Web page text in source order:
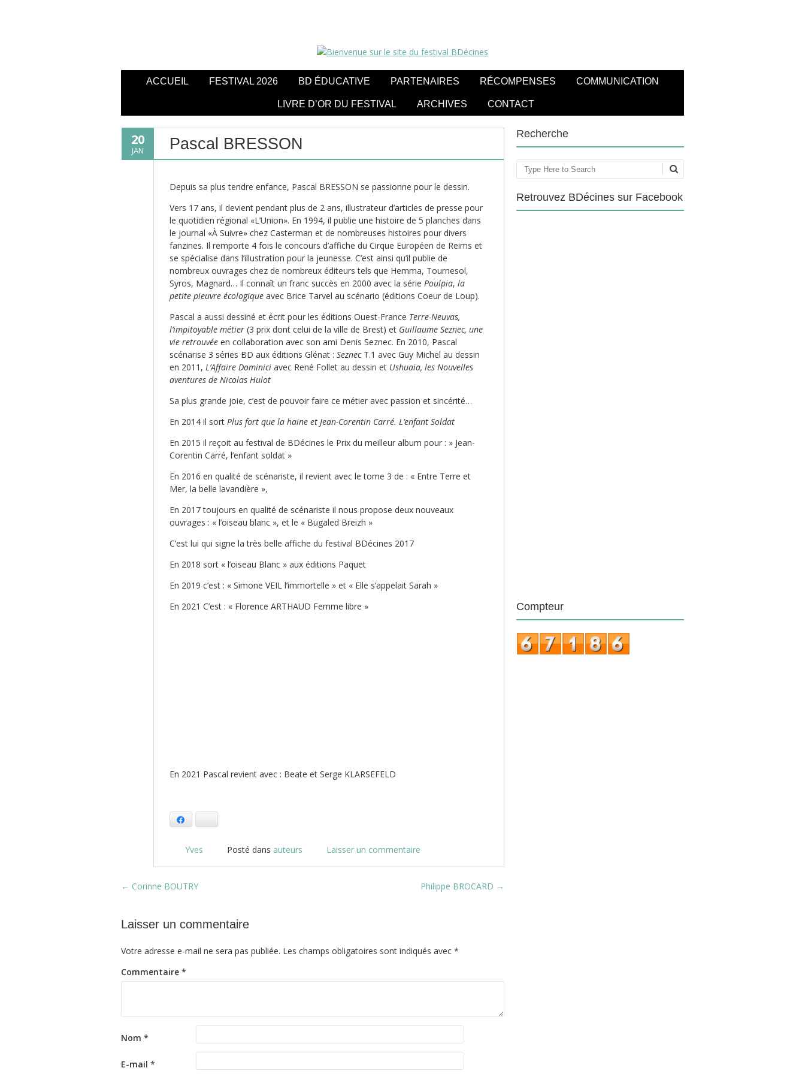
ACCUEIL FESTIVAL 2026 BD ÉDUCATIVE PARTENAIRES RÉCOMPENSES COMMUNICATION
LIVRE D’OR DU FESTIVAL ARCHIVES CONTACT
20
JAN Pascal BRESSON
Depuis sa plus tendre enfance, Pascal BRESSON se passionne pour le dessin.
Vers 17 ans, il devient pendant plus de 2 ans, illustrateur d’articles de presse pour
le quotidien régional «L’Union». En 1994, il publie une histoire de 5 planches dans
le journal «À Suivre» chez Casterman et de nombreuses histoires pour divers
fanzines. Il remporte 4 fois le concours d’affiche du Cirque Européen de Reims et
se spécialise dans l’illustration pour la jeunesse. C’est ainsi qu’il publie de
nombreux ouvrages chez de nombreux éditeurs tels que Hemma, Tournesol,
Syros, Magnard… Il connaît un franc succès en 2000 avec la série Poulpia, la
petite pieuvre écologique avec Brice Tarvel au scénario (éditions Coeur de Loup).
Pascal a aussi dessiné et écrit pour les éditions Ouest-France Terre-Neuvas,
l’impitoyable métier (3 prix dont celui de la ville de Brest) et Guillaume Seznec, une
vie retrouvée en collaboration avec son ami Denis Seznec. En 2010, Pascal
scénarise 3 séries BD aux éditions Glénat : Seznec T.1 avec Guy Michel au dessin
en 2011, L’Affaire Dominici avec René Follet au dessin et Ushuaïa, les Nouvelles
aventures de Nicolas Hulot
Sa plus grande joie, c’est de pouvoir faire ce métier avec passion et sincérité…
En 2014 il sort Plus fort que la haine et Jean-Corentin Carré. L’enfant Soldat
En 2015 il reçoit au festival de BDécines le Prix du meilleur album pour : » Jean-
Corentin Carré, l’enfant soldat »
En 2016 en qualité de scénariste, il revient avec le tome 3 de : « Entre Terre et
Mer, la belle lavandière »,
En 2017 toujours en qualité de scénariste il nous propose deux nouveaux
ouvrages : « l’oiseau blanc », et le « Bugaled Breizh »
C’est lui qui signe la très belle affiche du festival BDécines 2017
En 2018 sort « l’oiseau Blanc » aux éditions Paquet
En 2019 c’est : « Simone VEIL l’immortelle » et « Elle s’appelait Sarah »
En 2021 C’est : « Florence ARTHAUD Femme libre »
En 2021 Pascal revient avec : Beate et Serge KLARSEFELD
Yves Posté dans auteurs Laisser un commentaire
Post navigation
← Corinne BOUTRY Philippe BROCARD →
Laisser un commentaire
Votre adresse e-mail ne sera pas publiée. Les champs obligatoires sont indiqués avec *
Commentaire *
Nom *
E-mail *
Recherche
Rechercher
Retrouvez BDécines sur Facebook
Compteur